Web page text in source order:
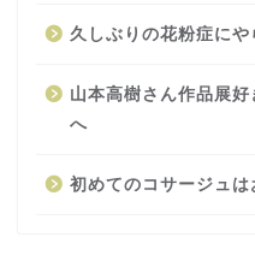
久しぶりの花粉症にや
山本高樹さん作品展
へ
初めてのコサージュ